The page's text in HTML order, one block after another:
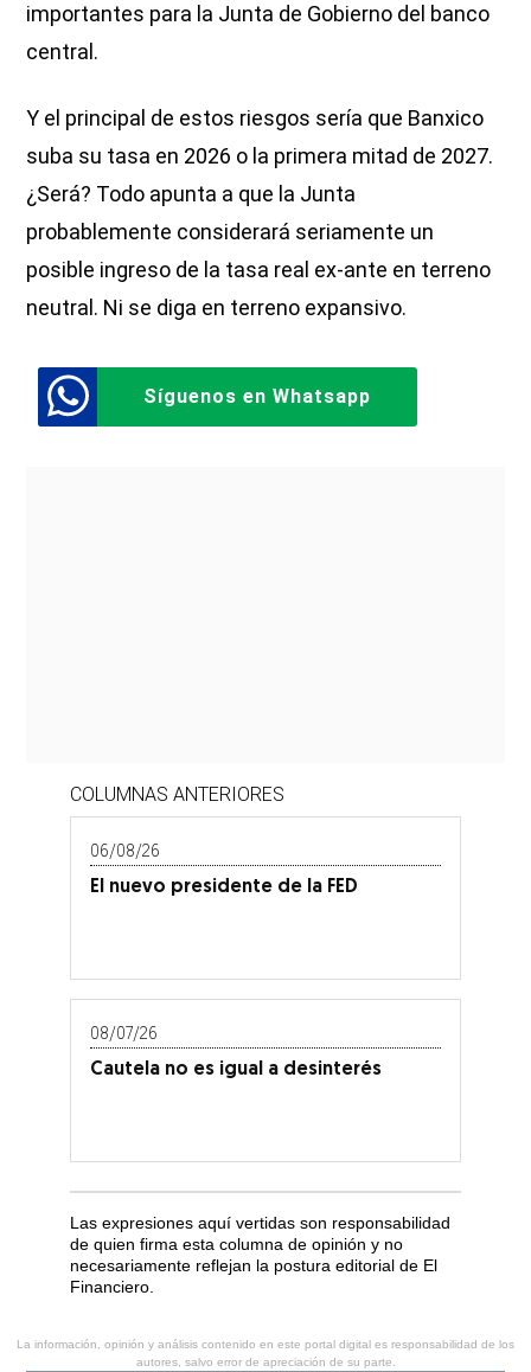
importantes para la Junta de Gobierno del banco
central.
Y el principal de estos riesgos sería que Banxico
suba su tasa en 2026 o la primera mitad de 2027.
¿Será? Todo apunta a que la Junta
probablemente considerará seriamente un
posible ingreso de la tasa real ex-ante en terreno
neutral. Ni se diga en terreno expansivo.
Síguenos en Whatsapp
COLUMNAS ANTERIORES
06/08/26
El nuevo presidente de la FED
08/07/26
Cautela no es igual a desinterés
Las expresiones aquí vertidas son responsabilidad
de quien firma esta columna de opinión y no
necesariamente reflejan la postura editorial de El
Financiero.
La información, opinión y análisis contenido en este portal digital es responsabilidad de los
autores, salvo error de apreciación de su parte.